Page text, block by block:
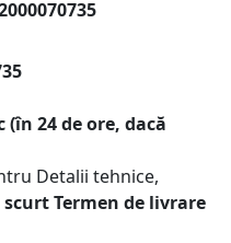
(în 24 de ore, dacă
Detalii tehnice,
Termen de livrare